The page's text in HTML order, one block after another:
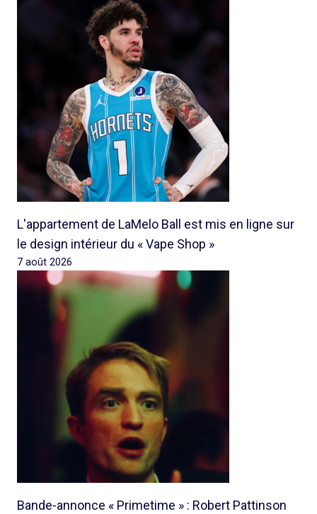
L'appartement de LaMelo Ball est mis en ligne sur
le design intérieur du « Vape Shop »
7 août 2026
Bande-annonce « Primetime » : Robert Pattinson